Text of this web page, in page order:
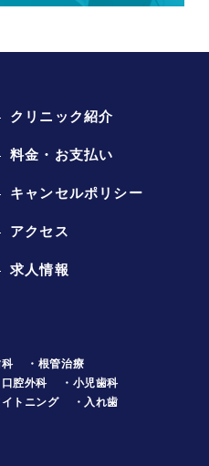
クリニック紹介
料金・お支払い
キャンセルポリシー
アクセス
求人情報
科
・根管治療
口腔外科
・小児歯科
イトニング ・入れ歯